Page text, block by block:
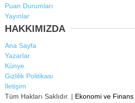
Puan Durumları
Yayınlar
HAKKIMIZDA
Ana Sayfa
Yazarlar
Künye
Gizlilik Politikası
İletişim
Tüm Hakları Saklıdır. | Ekonomi ve Finans